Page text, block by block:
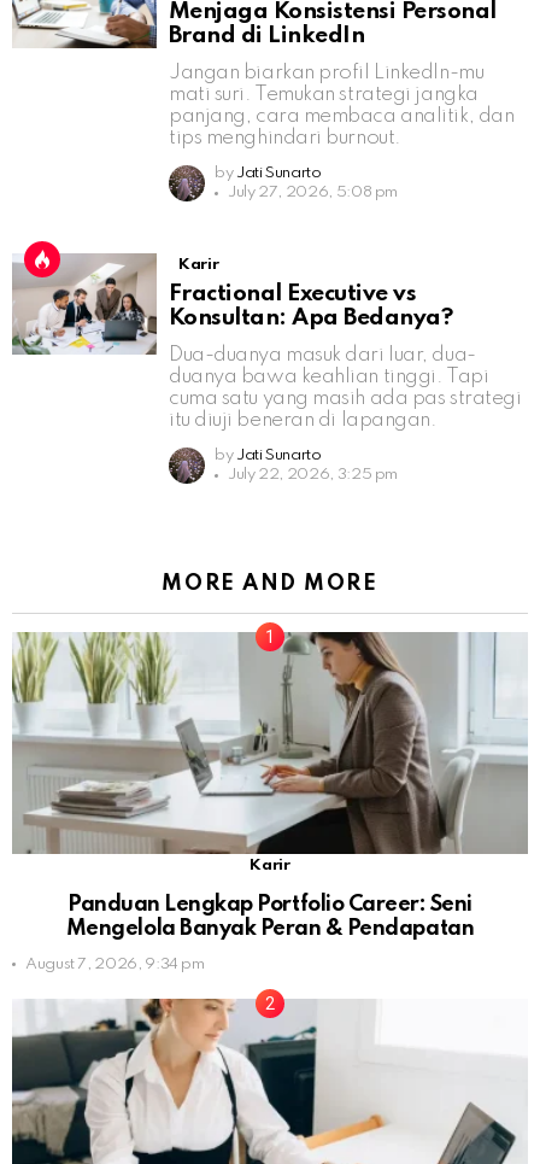
Menjaga Konsistensi Personal
Brand di LinkedIn
Jangan biarkan profil LinkedIn-mu
mati suri. Temukan strategi jangka
panjang, cara membaca analitik, dan
tips menghindari burnout.
by Jati Sunarto
July 27, 2026, 5:08 pm
Karir
Fractional Executive vs
Konsultan: Apa Bedanya?
Dua-duanya masuk dari luar, dua-
duanya bawa keahlian tinggi. Tapi
cuma satu yang masih ada pas strategi
itu diuji beneran di lapangan.
by Jati Sunarto
July 22, 2026, 3:25 pm
MORE AND MORE
Karir
Panduan Lengkap Portfolio Career: Seni
Mengelola Banyak Peran & Pendapatan
August 7, 2026, 9:34 pm